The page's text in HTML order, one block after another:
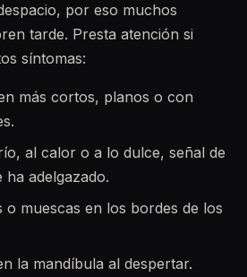
por eso muchos
tarde. Presta atención si
síntomas:
más cortos, planos o con
al calor o a lo dulce, señal de
ha adelgazado.
o muescas en los bordes de los
la mandíbula al despertar.